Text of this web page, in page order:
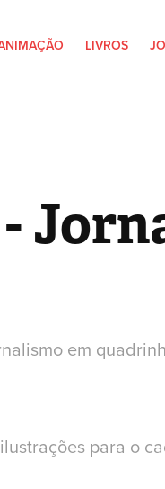
LIVROS
em
para o